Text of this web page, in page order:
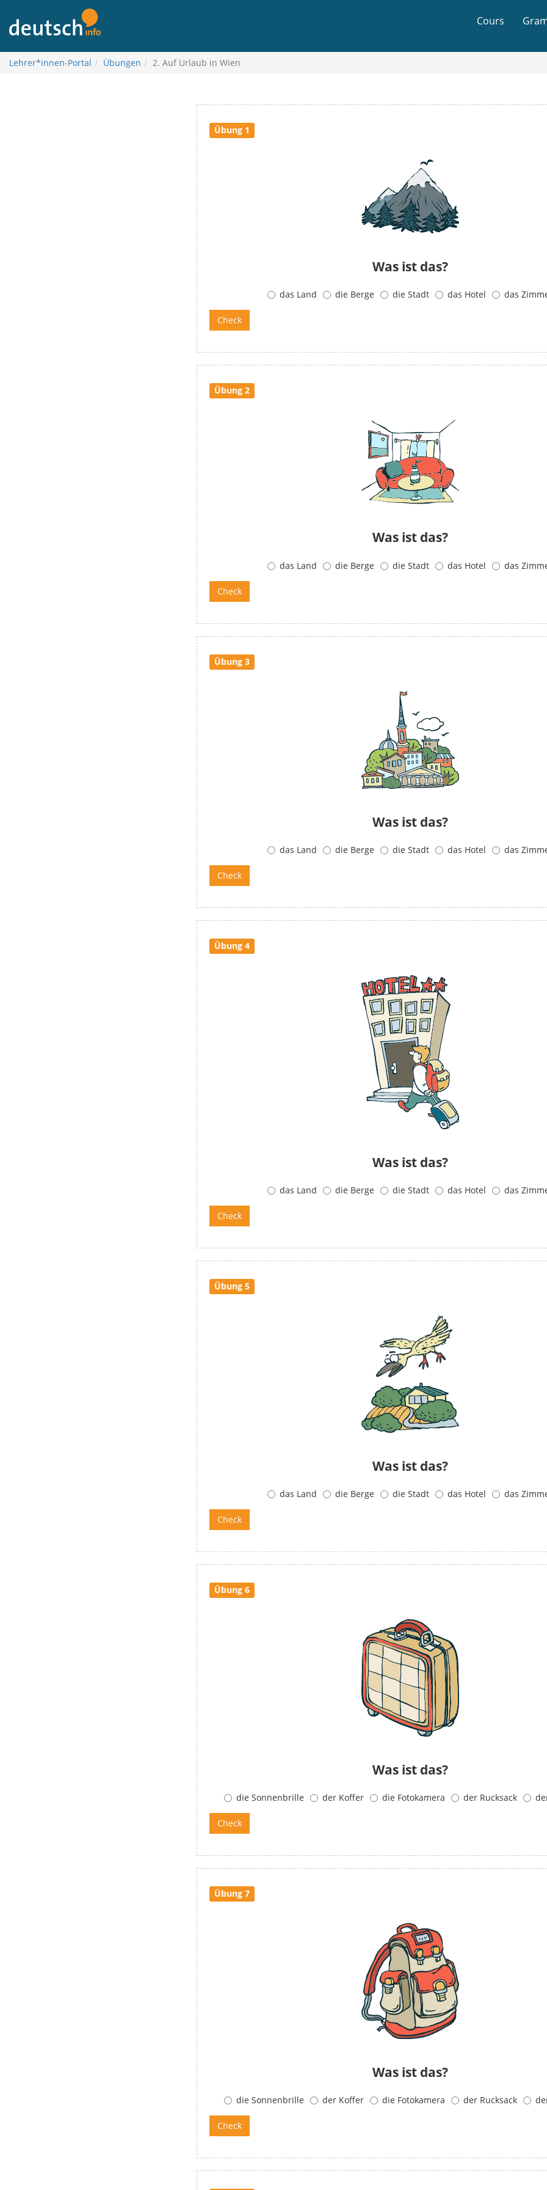
contenu
Cours
Lehrer*innen-Portal Übungen 2. Auf Urlaub in Wien
Übung 1
Was ist das?
das Land die Berge die Stadt das Hotel das
Übung 2
Was ist das?
das Land die Berge die Stadt das Hotel das
Übung 3
Was ist das?
das Land die Berge die Stadt das Hotel das
Übung 4
Was ist das?
das Land die Berge die Stadt das Hotel das
Übung 5
Was ist das?
das Land die Berge die Stadt das Hotel das
Übung 6
Was ist das?
die Sonnenbrille der Koffer die Fotokamera der Rucksack
Übung 7
Was ist das?
die Sonnenbrille der Koffer die Fotokamera der Rucksack